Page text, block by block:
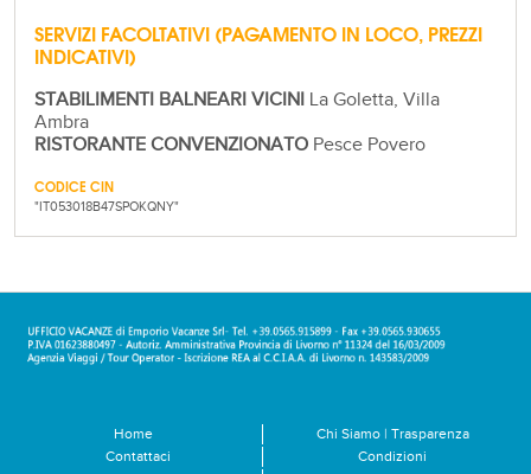
SERVIZI FACOLTATIVI (PAGAMENTO IN LOCO, PREZZI
INDICATIVI)
STABILIMENTI BALNEARI VICINI La Goletta, Villa
Ambra
RISTORANTE CONVENZIONATO Pesce Povero
CODICE CIN
"IT053018B47SPOKQNY"
Home
Chi Siamo | Trasparenza
Contattaci
Condizioni